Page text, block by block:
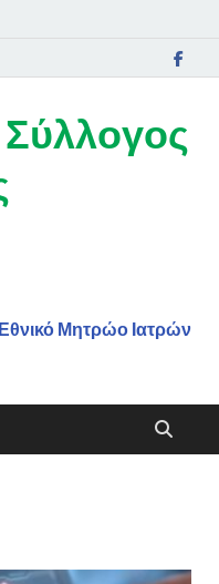
Σύλλογος
Εθνικό Μητρώο Ιατρών